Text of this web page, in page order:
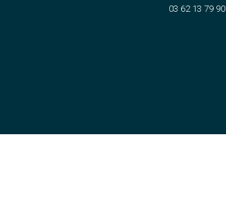
03 62 13 79 90